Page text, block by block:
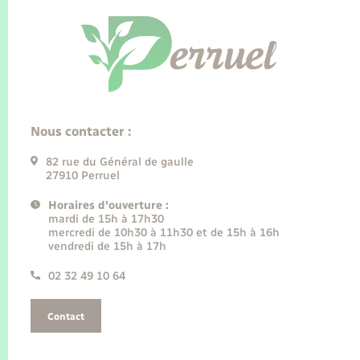
Nous contacter :
82 rue du Général de gaulle
27910 Perruel
Horaires d'ouverture :
mardi de 15h à 17h30
mercredi de 10h30 à 11h30 et de 15h à 16h
vendredi de 15h à 17h
02 32 49 10 64
Contact